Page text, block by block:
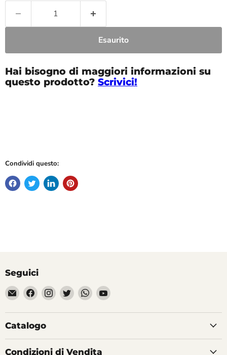
Esaurito
Hai bisogno di maggiori informazioni su
questo prodotto? Scrivici!
Condividi questo:
Seguici
Email
Divertilandia.it
Trovaci
su
Facebook
Trovaci
su
Instagram
Trovaci
su
Twitter
Trovaci
su
WhatsApp
Trovaci
YouTube
Catalogo
Condizioni di Vendita